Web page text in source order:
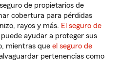
de propietarios de
cobertura para pérdidas
rayos y más. El seguro de
puede ayudar a proteger sus
mientras que el seguro de
pertenencias como